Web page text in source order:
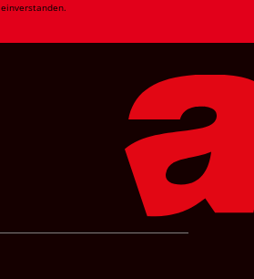
einverstanden.